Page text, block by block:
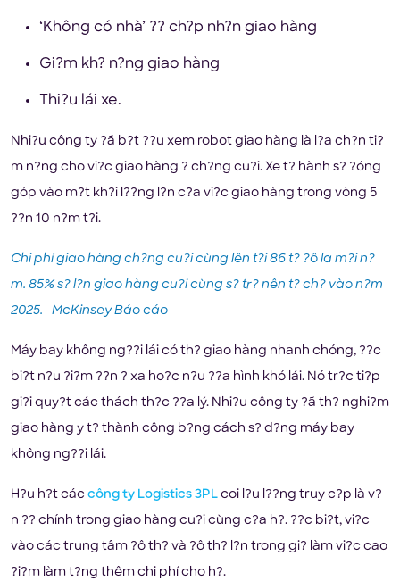
‘Không có nhà’ ?? ch?p nh?n giao hàng
Gi?m kh? n?ng giao hàng
Thi?u lái xe.
Nhi?u công ty ?ã b?t ??u xem robot giao hàng là l?a ch?n ti?
m n?ng cho vi?c giao hàng ? ch?ng cu?i. Xe t? hành s? ?óng
góp vào m?t kh?i l??ng l?n c?a vi?c giao hàng trong vòng 5
??n 10 n?m t?i.
Chi phí giao hàng ch?ng cu?i cùng lên t?i 86 t? ?ô la m?i n?
m. 85% s? l?n giao hàng cu?i cùng s? tr? nên t? ch? vào n?m
2025.- McKinsey Báo cáo
Máy bay không ng??i lái có th? giao hàng nhanh chóng, ??c
bi?t n?u ?i?m ??n ? xa ho?c n?u ??a hình khó lái. Nó tr?c ti?p
gi?i quy?t các thách th?c ??a lý. Nhi?u công ty ?ã th? nghi?m
giao hàng y t? thành công b?ng cách s? d?ng máy bay
không ng??i lái.
H?u h?t các công ty Logistics 3PL coi l?u l??ng truy c?p là v?
n ?? chính trong giao hàng cu?i cùng c?a h?. ??c bi?t, vi?c
vào các trung tâm ?ô th? và ?ô th? l?n trong gi? làm vi?c cao
?i?m làm t?ng thêm chi phí cho h?.